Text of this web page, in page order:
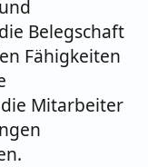
Belegschaft
Fähigkeiten
Mitarbeiter